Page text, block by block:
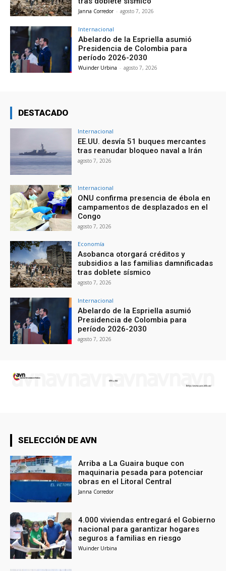
Janna Corredor - agosto 7, 2026
Internacional
Abelardo de la Espriella asumió
Presidencia de Colombia para
período 2026-2030
Wuinder Urbina - agosto 7, 2026
DESTACADO
Internacional
EE.UU. desvía 51 buques mercantes
tras reanudar bloqueo naval a Irán
agosto 7, 2026
Internacional
ONU confirma presencia de ébola en
campamentos de desplazados en el
Congo
agosto 7, 2026
Economía
Asobanca otorgará créditos y
subsidios a las familias damnificadas
tras doblete sísmico
agosto 7, 2026
Internacional
Abelardo de la Espriella asumió
Presidencia de Colombia para
período 2026-2030
agosto 7, 2026
SELECCIÓN DE AVN
Arriba a La Guaira buque con
maquinaria pesada para potenciar
obras en el Litoral Central
Janna Corredor
4.000 viviendas entregará el Gobierno
nacional para garantizar hogares
seguros a familias en riesgo
Wuinder Urbina